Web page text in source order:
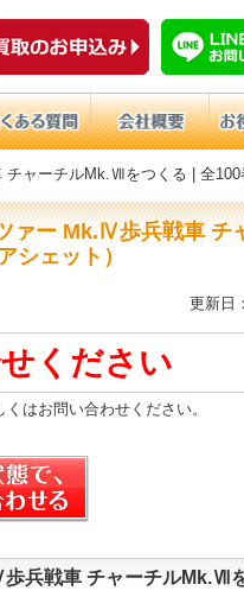
チャーチルMk.Ⅶをつくる | 全100
ァー Mk.Ⅳ歩兵戦車 チ
シェット）
更新日
ください
はお問い合わせください。
兵戦車 チャーチルMk.Ⅶ